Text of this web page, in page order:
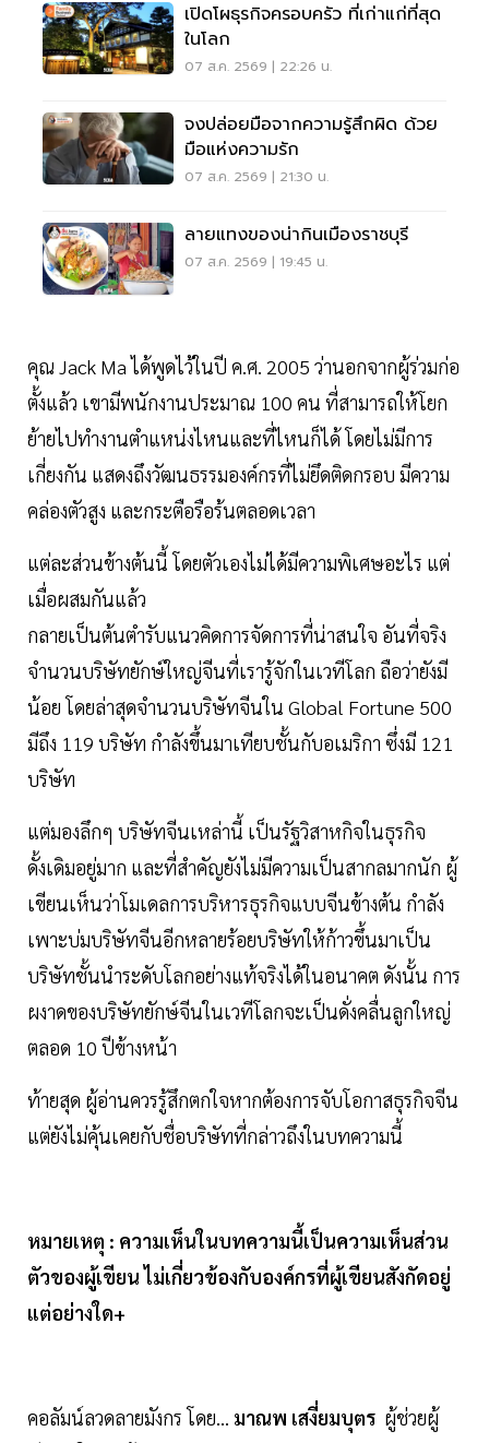
เปิดโผธุรกิจครอบครัว ที่เก่าแก่ที่สุด
ในโลก
07 ส.ค. 2569 | 22:26 น.
จงปล่อยมือจากความรู้สึกผิด ด้วย
มือแห่งความรัก
07 ส.ค. 2569 | 21:30 น.
ลายแทงของน่ากินเมืองราชบุรี
07 ส.ค. 2569 | 19:45 น.
คุณ Jack Ma ได้พูดไว้ในปี ค.ศ. 2005 ว่านอกจากผู้ร่วมก่อ
ตั้งแล้ว เขามีพนักงานประมาณ 100 คน ที่สามารถให้โยก
ย้ายไปทำงานตำแหน่งไหนและที่ไหนก็ได้ โดยไม่มีการ
เกี่ยงกัน แสดงถึงวัฒนธรรมองค์กรที่ไม่ยึดติดกรอบ มีความ
คล่องตัวสูง และกระตือรือร้นตลอดเวลา
แต่ละส่วนข้างต้นนี้ โดยตัวเองไม่ได้มีความพิเศษอะไร แต่
เมื่อผสมกันแล้ว
กลายเป็นต้นตำรับแนวคิดการจัดการที่น่าสนใจ อันที่จริง
จำนวนบริษัทยักษ์ใหญ่จีนที่เรารู้จักในเวทีโลก ถือว่ายังมี
น้อย โดยล่าสุดจำนวนบริษัทจีนใน Global Fortune 500
มีถึง 119 บริษัท กำลังขึ้นมาเทียบชั้นกับอเมริกา ซึ่งมี 121
บริษัท
แต่มองลึกๆ บริษัทจีนเหล่านี้ เป็นรัฐวิสาหกิจในธุรกิจ
ดั้งเดิมอยู่มาก และที่สำคัญยังไม่มีความเป็นสากลมากนัก ผู้
เขียนเห็นว่าโมเดลการบริหารธุรกิจแบบจีนข้างต้น กำลัง
เพาะบ่มบริษัทจีนอีกหลายร้อยบริษัทให้ก้าวขึ้นมาเป็น
บริษัทชั้นนำระดับโลกอย่างแท้จริงได้ในอนาคต ดังนั้น การ
ผงาดของบริษัทยักษ์จีนในเวทีโลกจะเป็นดั่งคลื่นลูกใหญ่
ตลอด 10 ปีข้างหน้า
ท้ายสุด ผู้อ่านควรรู้สึกตกใจหากต้องการจับโอกาสธุรกิจจีน
แต่ยังไม่คุ้นเคยกับชื่อบริษัทที่กล่าวถึงในบทความนี้
หมายเหตุ : ความเห็นในบทความนี้เป็นความเห็นส่วน
ตัวของผู้เขียน ไม่เกี่ยวข้องกับองค์กรที่ผู้เขียนสังกัดอยู่
แต่อย่างใด+
คอลัมน์ลวดลายมังกร โดย... มาณพ เสงี่ยมบุตร ผู้ช่วยผู้